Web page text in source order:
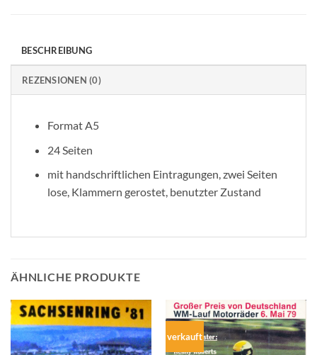
BESCHREIBUNG
REZENSIONEN (0)
Format A5
24 Seiten
mit handschriftlichen Eintragungen, zwei Seiten
lose, Klammern gerostet, benutzter Zustand
ÄHNLICHE PRODUKTE
verkauft